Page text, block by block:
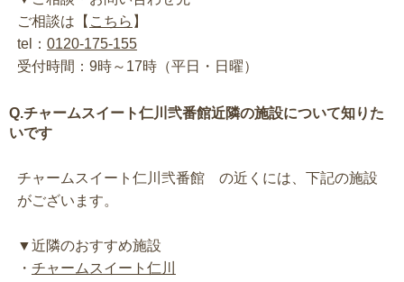
ご相談は【 こちら 】
tel： 0120-175-155
受付時間：9時～17時（平日・日曜）
Q.チャームスイート仁川弐番館近隣の施設について知りた
いです
チャームスイート仁川弐番館 の近くには、下記の施設
がございます。
▼近隣のおすすめ施設
・ チャームスイート仁川